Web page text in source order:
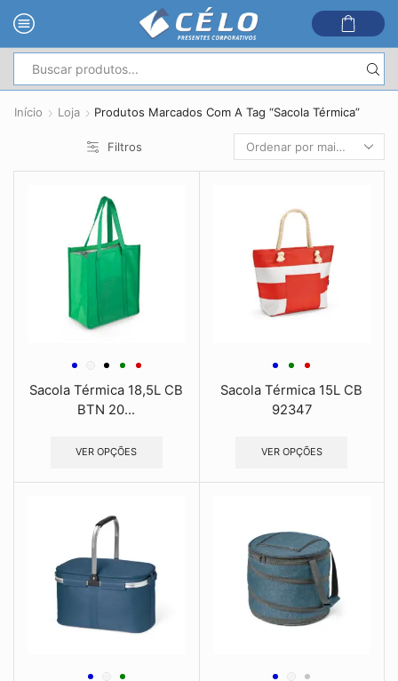
de
pesquisa
Início Loja Produtos Marcados Com A Tag “Sacola Térmica”
Filtros
Sacola Térmica 18,5L CB
BTN 20...
VER OPÇÕES
Sacola Térmica 15L CB
92347
VER OPÇÕES